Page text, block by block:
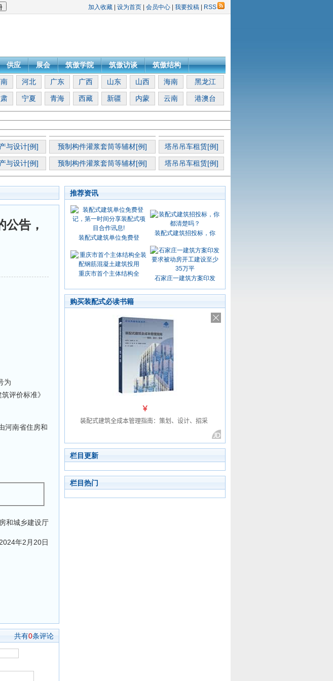
加入收藏 设为首页 会员中心 我要投稿 RSS
供应 展会 筑傲学院 筑傲访谈 筑傲结构
河北 广东 广西 山东 山西 海南 黑龙江
宁夏 青海 西藏 新疆 内蒙 云南 港澳台
与设计[例] 预制构件灌浆套筒等辅材[例] 塔吊吊车租赁[例]
与设计[例] 预制构件灌浆套筒等辅材[例] 塔吊吊车租赁[例]
告，
为
筑评价标准》
河南省住房和
城乡建设厅
年2月20日
共有0条评论
推荐资讯
装配式建筑单位免费登
装配式建筑招投标，你
重庆市首个主体结构全
石家庄一建筑方案印发
购买装配式必读书籍
栏目更新
栏目热门